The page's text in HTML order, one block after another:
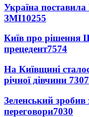
Україна
ЗМІ10255
Київ про рішення
прецедент7574
На Київщині
річної дівчини 7307
Зеленський зробив
переговори7030